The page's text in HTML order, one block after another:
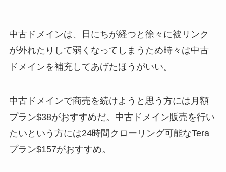
中古ドメインは、日にちが経つと徐々に被リンク
が外れたりして弱くなってしまうため時々は中古
ドメインを補充してあげたほうがいい。
中古ドメインで商売を続けようと思う方には月額
プラン$38がおすすめだ。中古ドメイン販売を行い
たいという方には24時間クローリング可能なTera
プラン$157がおすすめ。